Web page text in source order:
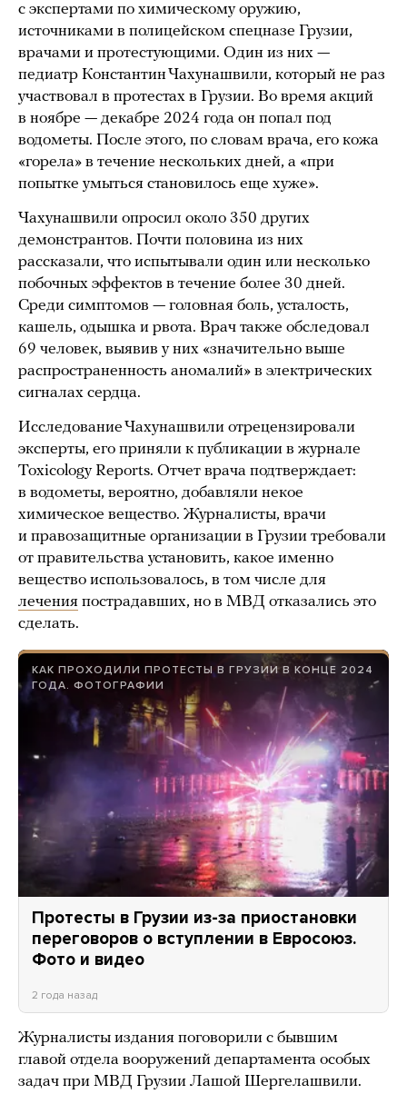
с экспертами по химическому оружию,
источниками в полицейском спецназе Грузии,
врачами и протестующими. Один из них —
педиатр Константин Чахунашвили, который не раз
участвовал в протестах в Грузии. Во время акций
в ноябре — декабре 2024 года он попал под
водометы. После этого, по словам врача, его кожа
«горела» в течение нескольких дней, а «при
попытке умыться становилось еще хуже».
Чахунашвили опросил около 350 других
демонстрантов. Почти половина из них
рассказали, что испытывали один или несколько
побочных эффектов в течение более 30 дней.
Среди симптомов — головная боль, усталость,
кашель, одышка и рвота. Врач также обследовал
69 человек, выявив у них «значительно выше
распространенность аномалий» в электрических
сигналах сердца.
Исследование Чахунашвили отрецензировали
эксперты, его приняли к публикации в журнале
Toxicology Reports. Отчет врача подтверждает:
в водометы, вероятно, добавляли некое
химическое вещество. Журналисты, врачи
и правозащитные организации в Грузии требовали
от правительства установить, какое именно
вещество использовалось, в том числе для
лечения пострадавших, но в МВД отказались это
сделать.
КАК ПРОХОДИЛИ ПРОТЕСТЫ В ГРУЗИИ В КОНЦЕ 2024
ГОДА. ФОТОГРАФИИ
Протесты в Грузии из-за приостановки
переговоров о вступлении в Евросоюз.
Фото и видео
2 года назад
Журналисты издания поговорили с бывшим
главой отдела вооружений департамента особых
задач при МВД Грузии Лашой Шергелашвили.